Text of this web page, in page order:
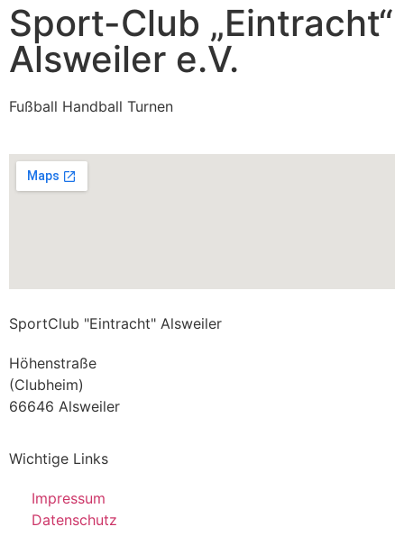
Sport-Club „Eintracht“
Alsweiler e.V.
Fußball Handball Turnen
SportClub "Eintracht" Alsweiler
Höhenstraße
(Clubheim)
66646 Alsweiler
Wichtige Links
Impressum
Datenschutz